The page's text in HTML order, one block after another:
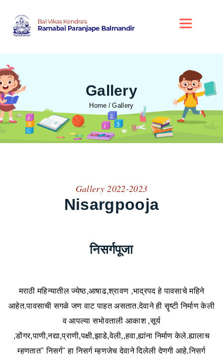
Gallery
Home Gallery
Gallery 2022-2023
Nisargpooja
निसर्गपूजा
मराठी महिन्यातील ज्येष्ठ,आषाढ,श्रावण ,भाद्रपद हे पावसाचे महिने
आहेत.पावसाची सगळे जण वाट पाहत असतात.देवाने ही सॄष्टी निर्माण केली
व आपल्या सभोवताली आकाश ,सूर्य
,डोंगर,पाणी,नद्या,प्राणी,पक्षी,झाडे,वेली,,हवा,ह्यांना निर्माण केले.ह्यालाच
म्हणतात" निसर्ग" हा निसर्ग म्हणजेच देवाने दिलेली देणगी आहे.निसर्ग